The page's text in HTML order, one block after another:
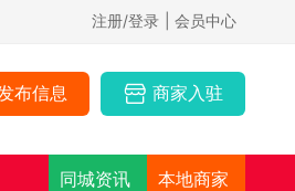
注册/登录 | 会员中心
布信息 商家入驻
同城资讯 本地商家